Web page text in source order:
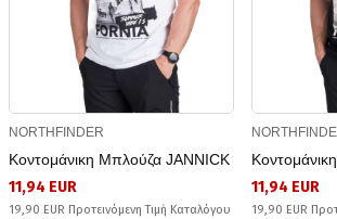
NORTHFINDER
Κοντομάνικη Μπλούζα JANNICK
11,94 EUR
19,90 EUR Προτεινόμενη Τιμή Καταλόγου
11,94 EUR
19,90 EUR